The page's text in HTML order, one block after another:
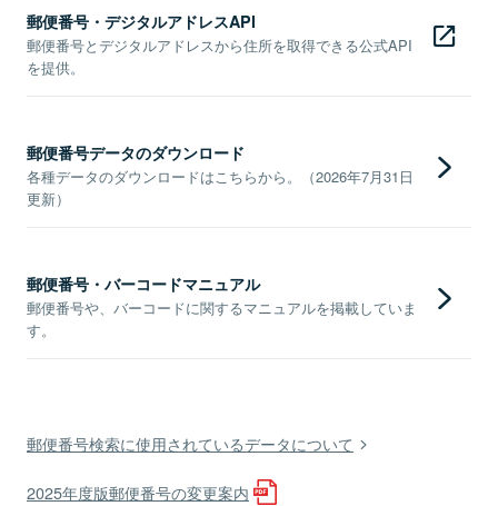
郵便番号・デジタルアドレスAPI
郵便番号とデジタルアドレスから住所を取得できる公式API
を提供。
郵便番号データのダウンロード
各種データのダウンロードはこちらから。（2026年7月31日
更新）
郵便番号・バーコードマニュアル
郵便番号や、バーコードに関するマニュアルを掲載していま
す。
郵便番号検索に使用されているデータについて
2025年度版郵便番号の変更案内